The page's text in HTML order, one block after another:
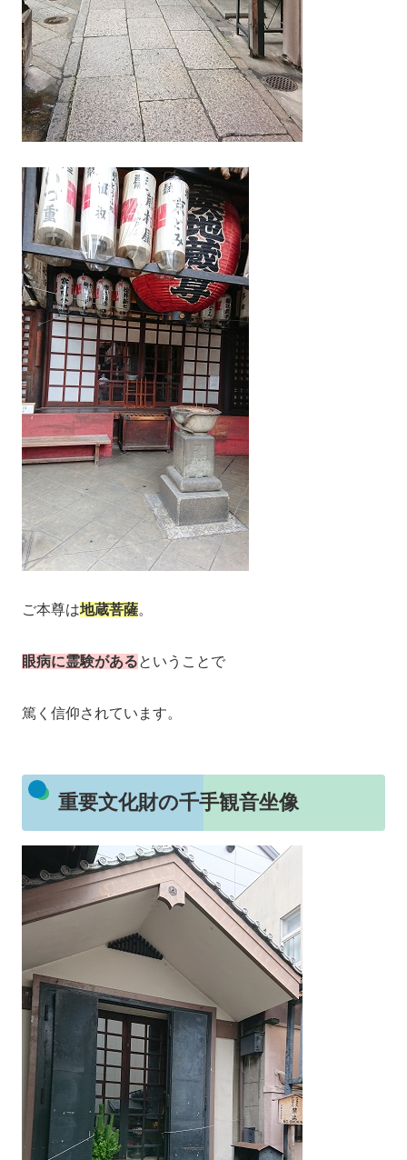
ご本尊は地蔵菩薩。
眼病に霊験があるということで
篤く信仰されています。
重要文化財の千手観音坐像